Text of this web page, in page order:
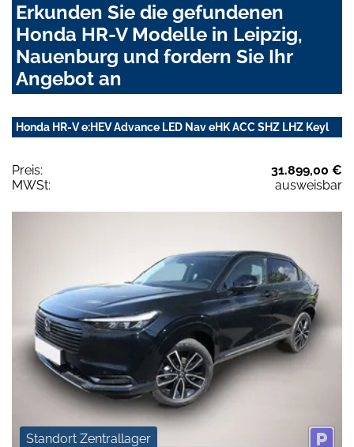
Erkunden Sie die gefundenen
Honda HR-V Modelle in Leipzig,
Nauenburg und fordern Sie Ihr
Angebot an
Honda HR-V e:HEV Advance LED Nav eHK ACC SHZ LHZ Keyl
Preis:
31.899,00 €
MWSt:
ausweisbar
Standort Zentrallager